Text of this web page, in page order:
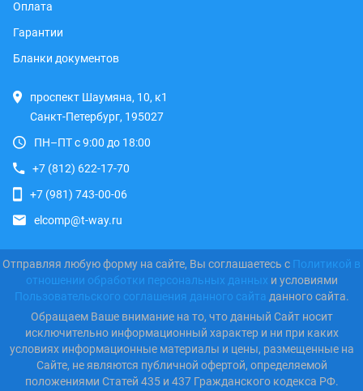
Оплата
Гарантии
Бланки документов
проспект Шаумяна, 10, к1
Санкт-Петербург, 195027
ПН–ПТ с 9:00 до 18:00
+7 (812) 622-17-70
+7 (981) 743-00-06
elcomp@t-way.ru
Отправляя любую форму на сайте, Вы соглашаетесь с Политикой в
отношении обработки персональных данных и условиями
Пользовательского соглашения данного сайта данного сайта.
Обращаем Ваше внимание на то, что данный Сайт носит
исключительно информационный характер и ни при каких
условиях информационные материалы и цены, размещенные на
Сайте, не являются публичной офертой, определяемой
положениями Статей 435 и 437 Гражданского кодекса РФ.